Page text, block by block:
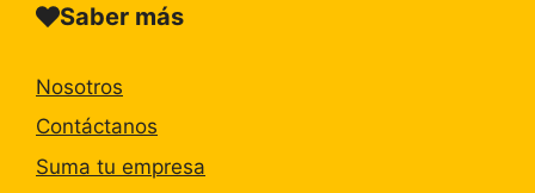
Saber más
Nosotros
Contáctanos
Suma tu empresa